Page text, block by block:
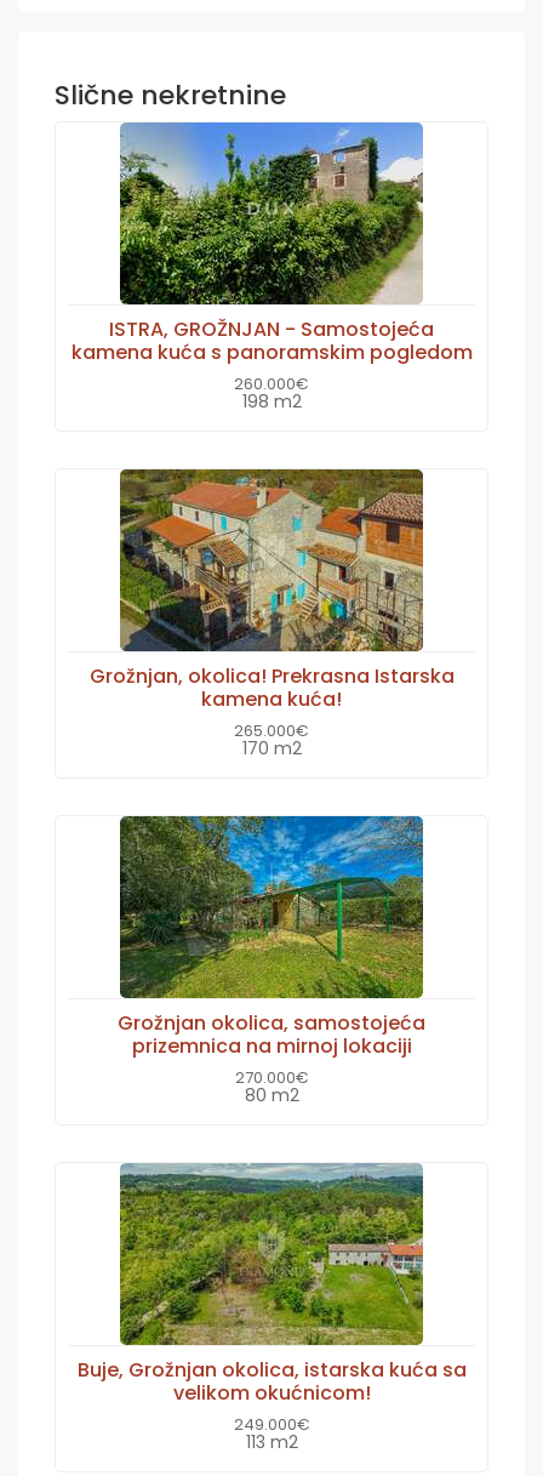
Slične nekretnine
ISTRA, GROŽNJAN - Samostojeća
kamena kuća s panoramskim pogledom
260.000€
198 m2
Grožnjan, okolica! Prekrasna Istarska
kamena kuća!
265.000€
170 m2
Grožnjan okolica, samostojeća
prizemnica na mirnoj lokaciji
270.000€
80 m2
Buje, Grožnjan okolica, istarska kuća sa
velikom okućnicom!
249.000€
113 m2